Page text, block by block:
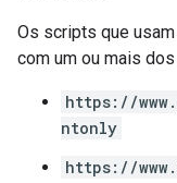
Os scripts que
com um ou mais
https://
ntonly
https://